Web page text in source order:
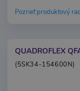
Pozrieť produktový
QUADROFLEX
(5SK34-154600N)